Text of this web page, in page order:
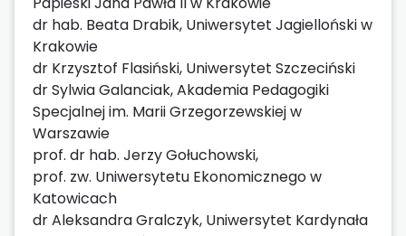
dr hab. Beata Drabik, Uniwersytet Jagielloński w
Krakowie
dr Krzysztof Flasiński, Uniwersytet Szczeciński
dr Sylwia Galanciak, Akademia Pedagogiki
Specjalnej im. Marii Grzegorzewskiej w
Warszawie
prof. dr hab. Jerzy Gołuchowski,
prof. zw. Uniwersytetu Ekonomicznego w
Katowicach
dr Aleksandra Gralczyk, Uniwersytet Kardynała